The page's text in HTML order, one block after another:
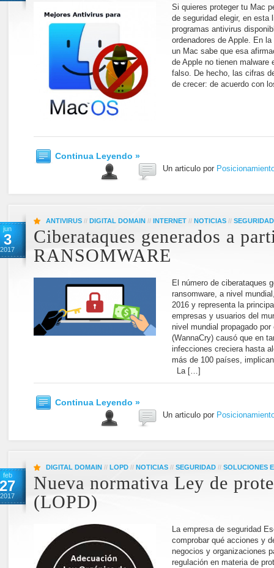
Si quieres proteger tu Mac
de seguridad elegir, en esta
programas antivirus
ordenadores de Apple. En
un Mac sabe que esa
de Apple no tienen malware
falso. De hecho, las cifras
de crecer: de acuerdo con
Continua Leyendo »
Un articulo por
jun
3
2017
ANTIVIRUS // DIGITAL DOMAIN // INTERNET // NOTICIAS // SEGURIDAD
Ciberataques generados a
RANSOMWARE
El número de ciberataques
ransomware, a nivel
2016 y representa la
empresas y usuarios del
nivel mundial propagado
(WannaCry) causó que en
infecciones creciera hasta
más de 100 países,
La […]
Continua Leyendo »
Un articulo por
feb
27
2017
DIGITAL DOMAIN // LOPD // NOTICIAS // SEGURIDAD // SOLUCIONES
Nueva normativa Ley de
(LOPD)
La empresa de seguridad
comprobar qué acciones y
negocios y organizaciones
regulación en materia de